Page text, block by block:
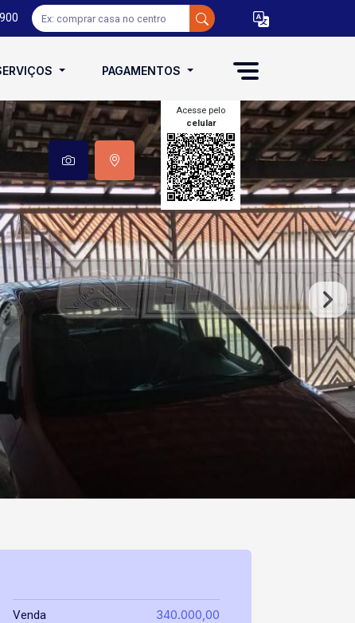
PAGAMENTOS
Acesse pelo
celular
Venda 340.000,00